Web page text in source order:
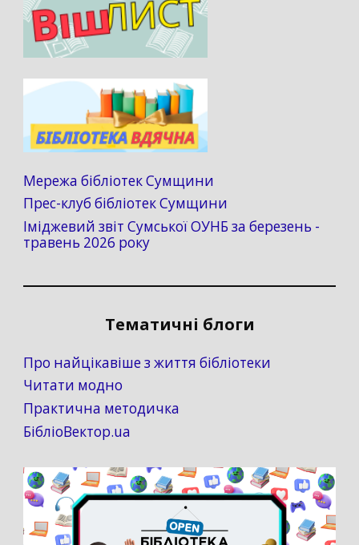
Мережа бібліотек Сумщини
Прес-клуб бібліотек Сумщини
Іміджевий звіт Сумської ОУНБ за березень -
травень 2026 року
Тематичні блоги
Про найцікавіше з життя бібліотеки
Читати модно
Практична методичка
БібліоВектор.ua